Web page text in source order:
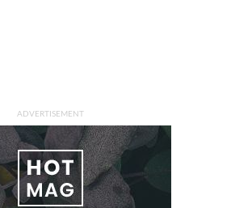
ADVERTISEMENT